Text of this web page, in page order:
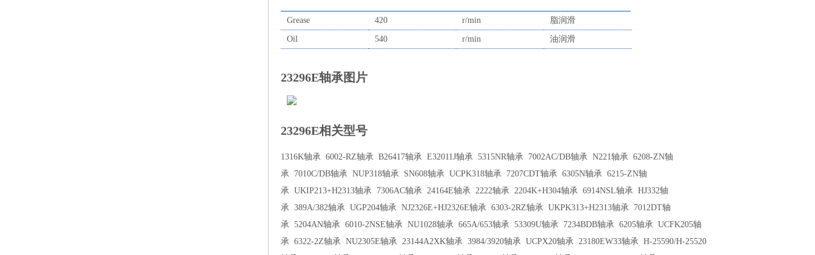
Grease 420 r/min 脂润滑
Oil 540 r/min 油润滑
23296E轴承图片
23296E相关型号
1316K轴承 6002-RZ轴承 B26417轴承 E32011J轴承 5315NR轴承 7002AC/DB轴承 N221轴承 6208-ZN轴
承 7010C/DB轴承 NUP318轴承 SN608轴承 UCPK318轴承 7207CDT轴承 6305N轴承 6215-ZN轴
承 UKIP213+H2313轴承 7306AC轴承 24164E轴承 2222轴承 2204K+H304轴承 6914NSL轴承 HJ332轴
承 389A/382轴承 UGP204轴承 NJ2326E+HJ2326E轴承 6303-2RZ轴承 UKPK313+H2313轴承 7012DT轴
承 5204AN轴承 6010-2NSE轴承 NU1028轴承 665A/653轴承 53309U轴承 7234BDB轴承 6205轴承 UCFK205轴
承 6322-2Z轴承 NU2305E轴承 23144A2XK轴承 3984/3920轴承 UCPX20轴承 23180EW33轴承 H-25590/H-25520